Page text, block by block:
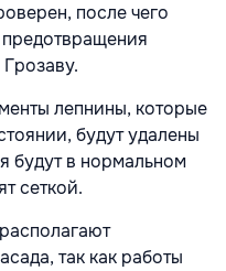
после чего
лепнины, которые
будут удалены
будут в нормальном
сеткой.
так как работы